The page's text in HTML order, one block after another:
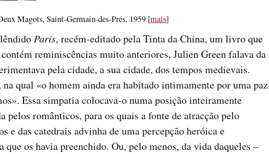
Magots, Saint-Germain-des-Prés, 1959 [mais]
Paris, recém-editado pela Tinta da China, um livro que
reminiscências muito anteriores, Julien Green falava da
pela cidade, a sua cidade, dos tempos medievais.
qual «o homem ainda era habitado intimamente por uma paz
Essa simpatia colocava-o numa posição inteiramente
pelos românticos, para os quais a fonte de atracção pelo
e das catedrais advinha de uma percepção heróica e
que os havia preenchido. Ou, pelo menos, da vida daqueles –